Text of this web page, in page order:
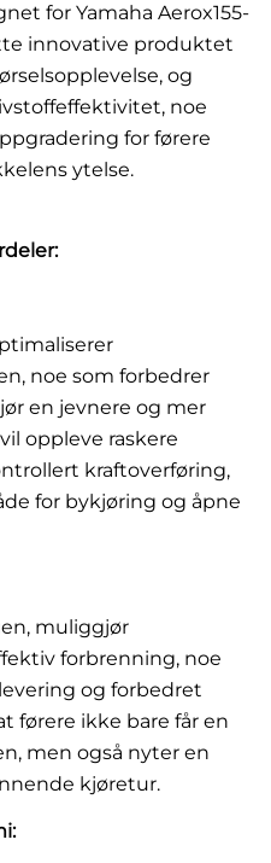
for Yamaha Aerox155-
innovative produktet
og
noe
for førere
ytelse.
noe som forbedrer
en jevnere og mer
oppleve raskere
kraftoverføring,
for bykjøring og åpne
muliggjør
forbrenning, noe
og forbedret
førere ikke bare får en
men også nyter en
kjøretur.